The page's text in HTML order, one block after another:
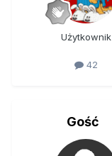
Użytkownik
42
Gość